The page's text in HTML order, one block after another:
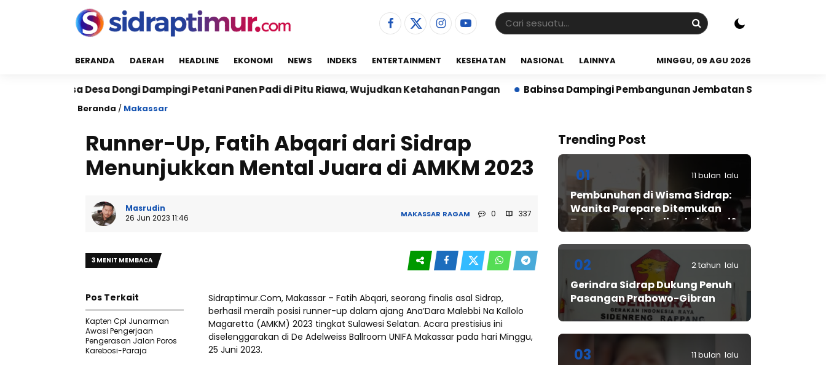
BERANDA DAERAH HEADLINE EKONOMI NEWS INDEKS ENTERTAINMENT KESEHATAN NASIONAL LAINNYA MINGGU, 09 AGU 2026
Desa Dongi Dampingi Petani Panen Padi di Pitu Riawa, Wujudkan Ketahanan Pangan Babinsa Dampingi Pembangunan Jembatan Sungai Bolalele di Desa
Beranda / Makassar
Runner-Up, Fatih Abqari dari Sidrap
Menunjukkan Mental Juara di AMKM 2023
Masrudin
26 Jun 2023 11:46
MAKASSAR RAGAM 0 337
3 MENIT MEMBACA
Sidraptimur.Com, Makassar – Fatih Abqari, seorang finalis asal Sidrap,
berhasil meraih posisi runner-up dalam ajang Ana’Dara Malebbi Na Kallolo
Magaretta (AMKM) 2023 tingkat Sulawesi Selatan. Acara prestisius ini
diselenggarakan di De Adelweiss Ballroom UNIFA Makassar pada hari Minggu,
25 Juni 2023.
Pos Terkait
Kapten Cpl Junarman
Awasi Pengerjaan
Pengerasan Jalan Poros
Karebosi-Paraja
Trending Post
01 11 bulan lalu
Pembunuhan di Wisma Sidrap:
Wanita Parepare Ditemukan
Tewas, Suami Jadi Saksi Kunci?
02 2 tahun lalu
Gerindra Sidrap Dukung Penuh
Pasangan Prabowo-Gibran
03 11 bulan lalu